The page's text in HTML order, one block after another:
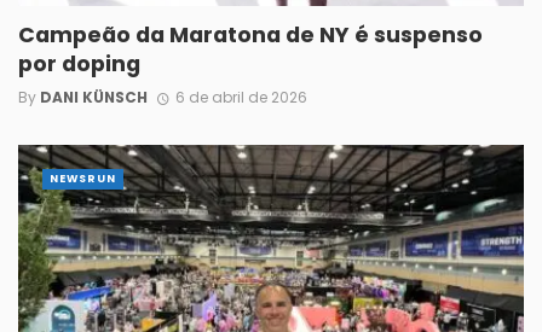
Campeão da Maratona de NY é suspenso
por doping
By DANI KÜNSCH 6 de abril de 2026
NEWSRUN